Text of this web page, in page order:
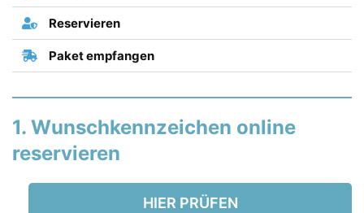
Reservieren
Paket empfangen
1. Wunschkennzeichen online
reservieren
HIER PRÜFEN